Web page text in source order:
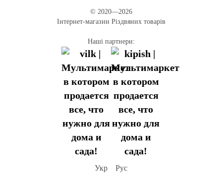
© 2020—2026
Інтернет-магазин Різдвяних товарів
Наші партнери:
Укр Рус